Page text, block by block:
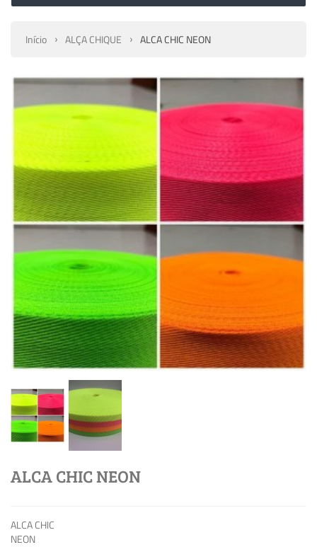
Início ALÇA CHIQUE ALCA CHIC NEON
ALCA CHIC NEON
ALCA CHIC
NEON